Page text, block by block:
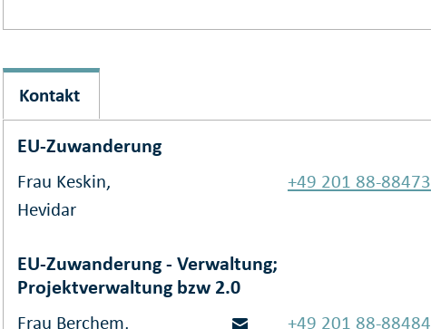
Kontakt
EU-Zuwanderung
Frau Keskin,
Hevidar
+49 201 88-88473
EU-Zuwanderung - Verwaltung;
Projektverwaltung bzw 2.0
Frau Berchem,
+49 201 88-88484